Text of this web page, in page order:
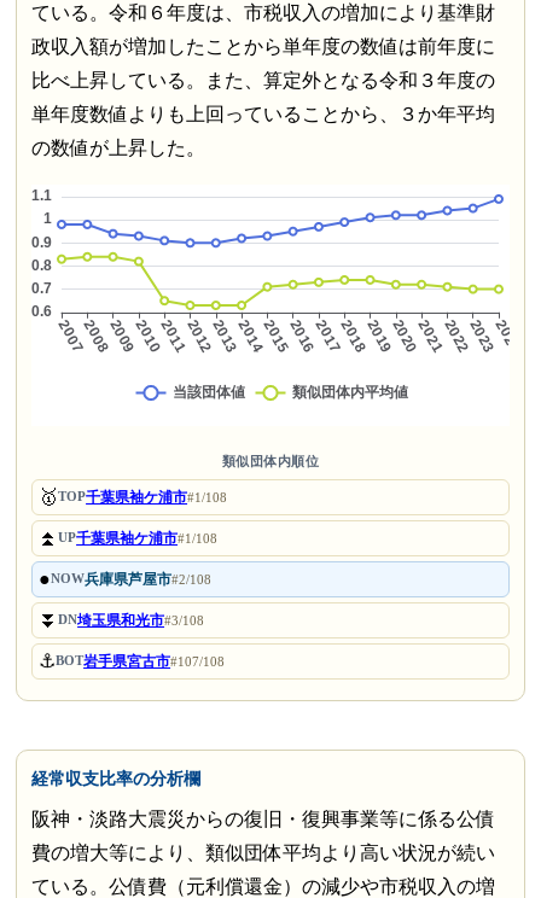
ている。令和６年度は、市税収入の増加により基準財
政収入額が増加したことから単年度の数値は前年度に
比べ上昇している。また、算定外となる令和３年度の
単年度数値よりも上回っていることから、３か年平均
の数値が上昇した。
類似団体内順位
🥇TOP千葉県袖ケ浦市#1/108
⏫UP千葉県袖ケ浦市#1/108
●NOW兵庫県芦屋市#2/108
⏬DN埼玉県和光市#3/108
⚓BOT岩手県宮古市#107/108
経常収支比率の分析欄
阪神・淡路大震災からの復旧・復興事業等に係る公債
費の増大等により、類似団体平均より高い状況が続い
ている。公債費（元利償還金）の減少や市税収入の増